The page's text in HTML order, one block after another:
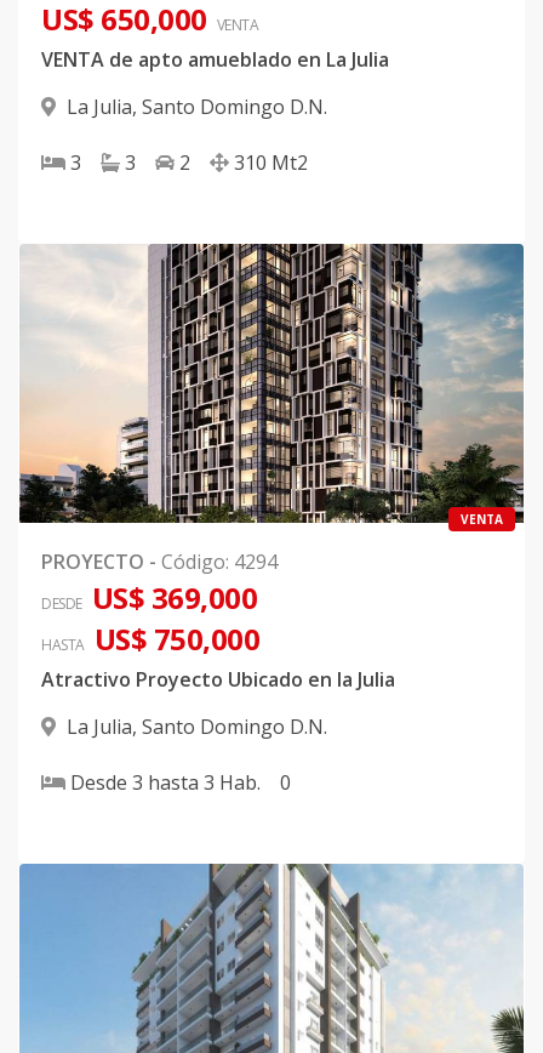
US$ 650,000 VENTA
VENTA de apto amueblado en La Julia
La Julia, Santo Domingo D.N.
3 3 2 310 Mt2
VENTA
PROYECTO - Código: 4294
DESDE US$ 369,000
HASTA US$ 750,000
Atractivo Proyecto Ubicado en la Julia
La Julia, Santo Domingo D.N.
Desde 3 hasta 3 Hab. 0